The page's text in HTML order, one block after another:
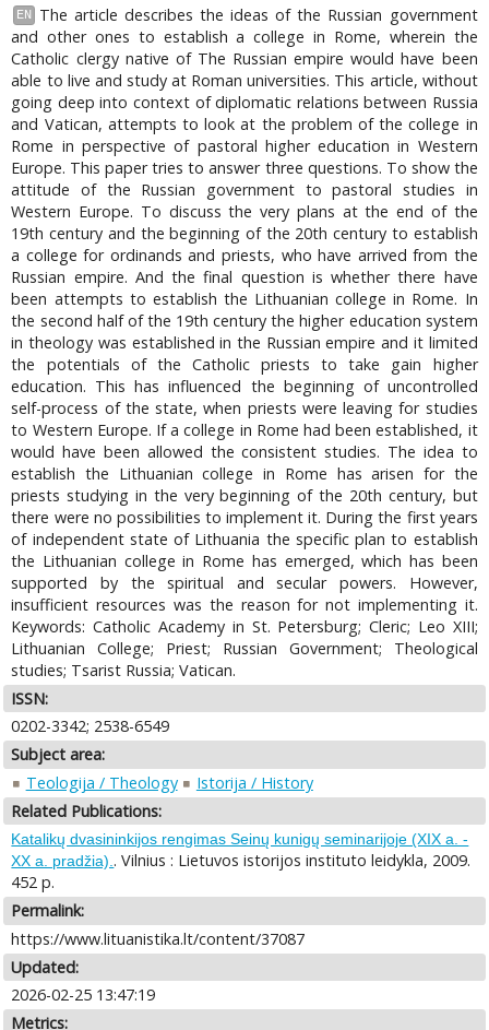
EN
The article describes the ideas of the Russian government
and other ones to establish a college in Rome, wherein the
Catholic clergy native of The Russian empire would have been
able to live and study at Roman universities. This article, without
going deep into context of diplomatic relations between Russia
and Vatican, attempts to look at the problem of the college in
Rome in perspective of pastoral higher education in Western
Europe. This paper tries to answer three questions. To show the
attitude of the Russian government to pastoral studies in
Western Europe. To discuss the very plans at the end of the
19th century and the beginning of the 20th century to establish
a college for ordinands and priests, who have arrived from the
Russian empire. And the final question is whether there have
been attempts to establish the Lithuanian college in Rome. In
the second half of the 19th century the higher education system
in theology was established in the Russian empire and it limited
the potentials of the Catholic priests to take gain higher
education. This has influenced the beginning of uncontrolled
self-process of the state, when priests were leaving for studies
to Western Europe. If a college in Rome had been established, it
would have been allowed the consistent studies. The idea to
establish the Lithuanian college in Rome has arisen for the
priests studying in the very beginning of the 20th century, but
there were no possibilities to implement it. During the first years
of independent state of Lithuania the specific plan to establish
the Lithuanian college in Rome has emerged, which has been
supported by the spiritual and secular powers. However,
insufficient resources was the reason for not implementing it.
Keywords: Catholic Academy in St. Petersburg; Cleric; Leo XIII;
Lithuanian College; Priest; Russian Government; Theological
studies; Tsarist Russia; Vatican.
ISSN:
0202-3342; 2538-6549
Subject area:
Teologija / Theology
Istorija / History
Related Publications:
Katalikų dvasininkijos rengimas Seinų kunigų seminarijoje (XIX a. -
XX a. pradžia).. Vilnius : Lietuvos istorijos instituto leidykla, 2009.
452 p.
Permalink:
https://www.lituanistika.lt/content/37087
Updated:
2026-02-25 13:47:19
Metrics: